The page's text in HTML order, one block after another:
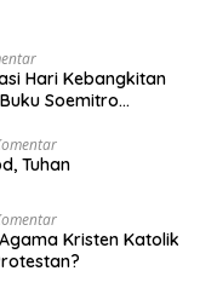
Hari Kebangkitan
Soemitro
Nasional
Nasional dan
Tuhan
Kristen Katolik